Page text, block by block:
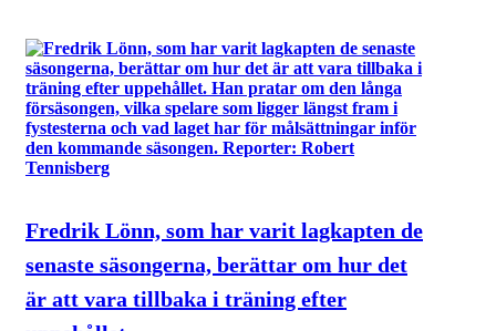
Fredrik Lönn, som har varit lagkapten de
senaste säsongerna, berättar om hur det
är att vara tillbaka i träning efter